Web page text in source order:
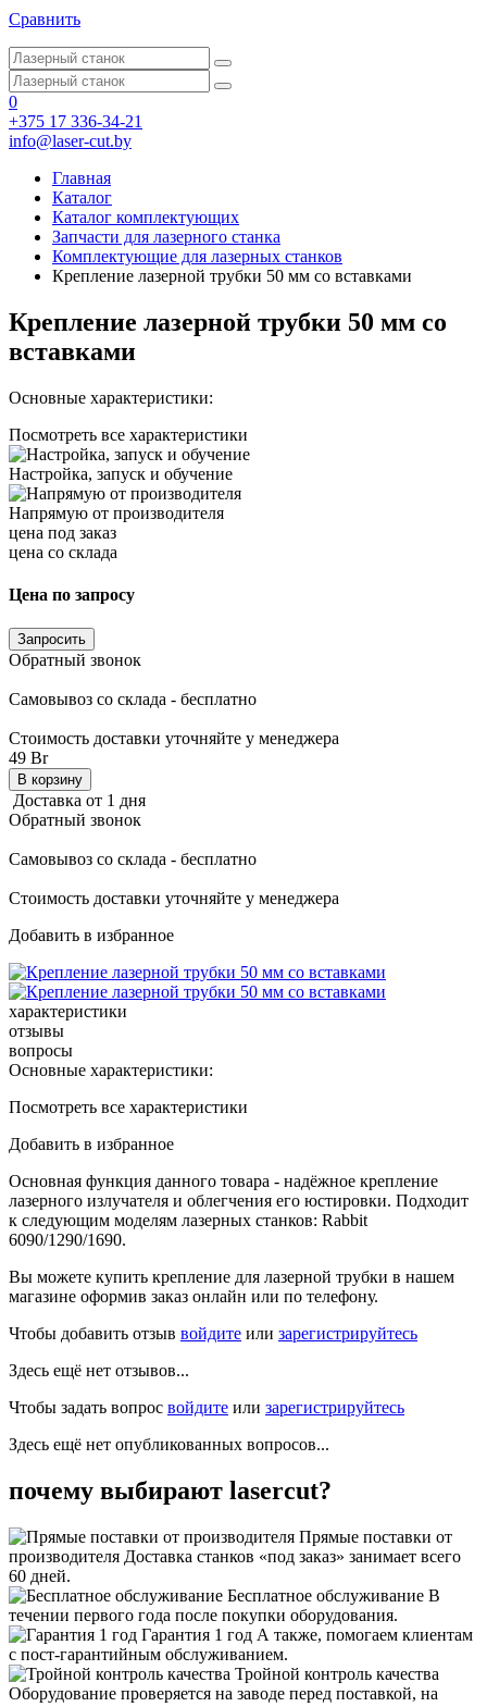
Сравнить
0
+375 17 336-34-21
info@laser-cut.by
Главная
Каталог
Каталог комплектующих
Запчасти для лазерного станка
Комплектующие для лазерных станков
Крепление лазерной трубки 50 мм со вставками
Крепление лазерной трубки 50 мм со
вставками
Основные характеристики:
Посмотреть все характеристики
Настройка, запуск и обучение
Напрямую от производителя
цена под заказ
цена со склада
Цена по запросу
Запросить
Обратный звонок
Самовывоз со склада - бесплатно
Стоимость доставки уточняйте у менеджера
49 Br
В корзину
Доставка от 1 дня
Обратный звонок
Самовывоз со склада - бесплатно
Стоимость доставки уточняйте у менеджера
Добавить в избранное
характеристики
отзывы
вопросы
Основные характеристики:
Посмотреть все характеристики
Добавить в избранное
Основная функция данного товара - надёжное крепление
лазерного излучателя и облегчения его юстировки. Подходит
к следующим моделям лазерных станков: Rabbit
6090/1290/1690.
Вы можете купить крепление для лазерной трубки в нашем
магазине оформив заказ онлайн или по телефону.
Чтобы добавить отзыв войдите или зарегистрируйтесь
Здесь ещё нет отзывов...
Чтобы задать вопрос войдите или зарегистрируйтесь
Здесь ещё нет опубликованных вопросов...
почему выбирают lasercut?
Прямые поставки от
производителя Доставка станков «под заказ» занимает всего
60 дней.
Бесплатное обслуживание В
течении первого года после покупки оборудования.
Гарантия 1 год А также, помогаем клиентам
с пост-гарантийным обслуживанием.
Тройной контроль качества
Оборудование проверяется на заводе перед поставкой, на